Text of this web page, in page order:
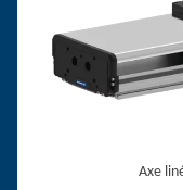
Axe